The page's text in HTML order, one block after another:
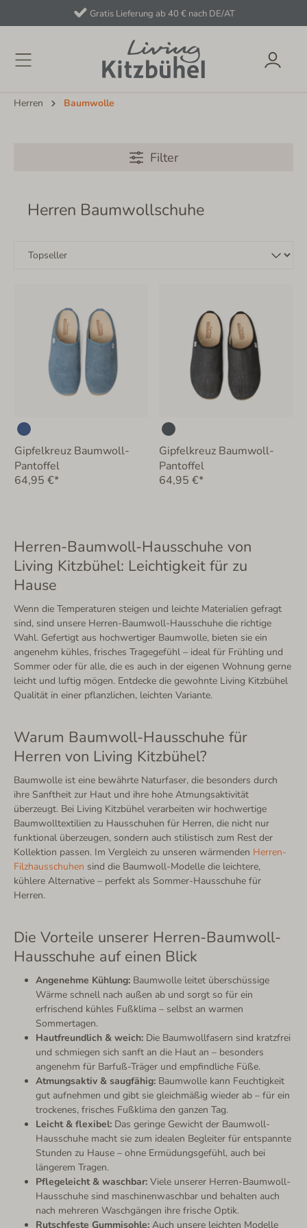
Gratis Lieferung ab 40 € nach DE/AT
Herren Baumwolle
Filter
Herren Baumwollschuhe
Gipfelkreuz Baumwoll-
Pantoffel
64,95 €*
Gipfelkreuz Baumwoll-
Pantoffel
64,95 €*
Herren-Baumwoll-Hausschuhe von
Living Kitzbühel: Leichtigkeit für zu
Hause
Wenn die Temperaturen steigen und leichte Materialien gefragt
sind, sind unsere Herren-Baumwoll-Hausschuhe die richtige
Wahl. Gefertigt aus hochwertiger Baumwolle, bieten sie ein
angenehm kühles, frisches Tragegefühl – ideal für Frühling und
Sommer oder für alle, die es auch in der eigenen Wohnung gerne
leicht und luftig mögen. Entdecke die gewohnte Living Kitzbühel
Qualität in einer pflanzlichen, leichten Variante.
Warum Baumwoll-Hausschuhe für
Herren von Living Kitzbühel?
Baumwolle ist eine bewährte Naturfaser, die besonders durch
ihre Sanftheit zur Haut und ihre hohe Atmungsaktivität
überzeugt. Bei Living Kitzbühel verarbeiten wir hochwertige
Baumwolltextilien zu Hausschuhen für Herren, die nicht nur
funktional überzeugen, sondern auch stilistisch zum Rest der
Kollektion passen. Im Vergleich zu unseren wärmenden Herren-
Filzhausschuhen sind die Baumwoll-Modelle die leichtere,
kühlere Alternative – perfekt als Sommer-Hausschuhe für
Herren.
Die Vorteile unserer Herren-Baumwoll-
Hausschuhe auf einen Blick
Angenehme Kühlung: Baumwolle leitet überschüssige
Wärme schnell nach außen ab und sorgt so für ein
erfrischend kühles Fußklima – selbst an warmen
Sommertagen.
Hautfreundlich & weich: Die Baumwollfasern sind kratzfrei
und schmiegen sich sanft an die Haut an – besonders
angenehm für Barfuß-Träger und empfindliche Füße.
Atmungsaktiv & saugfähig: Baumwolle kann Feuchtigkeit
gut aufnehmen und gibt sie gleichmäßig wieder ab – für ein
trockenes, frisches Fußklima den ganzen Tag.
Leicht & flexibel: Das geringe Gewicht der Baumwoll-
Hausschuhe macht sie zum idealen Begleiter für entspannte
Stunden zu Hause – ohne Ermüdungsgefühl, auch bei
längerem Tragen.
Pflegeleicht & waschbar: Viele unserer Herren-Baumwoll-
Hausschuhe sind maschinenwaschbar und behalten auch
nach mehreren Waschgängen ihre frische Optik.
Rutschfeste Gummisohle: Auch unsere leichten Modelle